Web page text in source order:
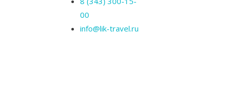
00
info@lik-travel.ru